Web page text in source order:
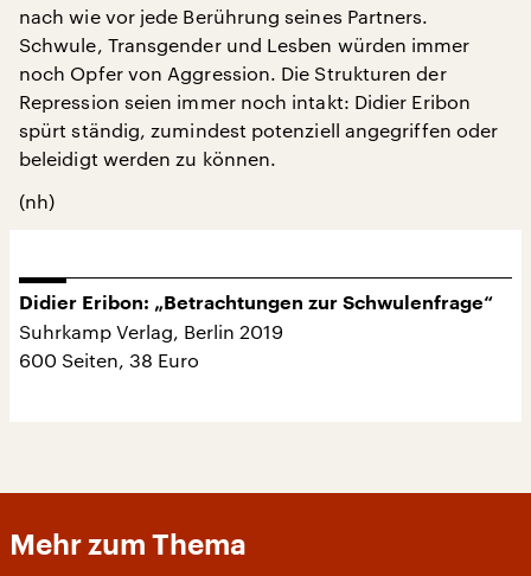
nach wie vor jede Berührung seines Partners.
Schwule, Transgender und Lesben würden immer
noch Opfer von Aggression. Die Strukturen der
Repression seien immer noch intakt: Didier Eribon
spürt ständig, zumindest potenziell angegriffen oder
beleidigt werden zu können.
(nh)
Didier Eribon: „Betrachtungen zur Schwulenfrage“
Suhrkamp Verlag, Berlin 2019
600 Seiten, 38 Euro
Mehr zum Thema